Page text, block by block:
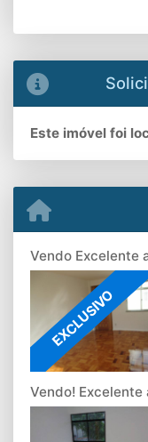
Este imóvel foi
Vendo Excelente
EXCLUSIVO
Vendo! Excelente